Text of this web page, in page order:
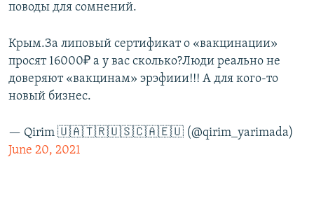
поводы для сомнений.
Крым.За липовый сертификат о «вакцинации»
просят 16000₽ а у вас сколько?Люди реально не
доверяют «вакцинам» эрэфиии!!! А для кого-то
новый бизнес.
— Qirim 🇺🇦🇹🇷🇺🇸🇨🇦🇪🇺 (@qirim_yarimada)
June 20, 2021